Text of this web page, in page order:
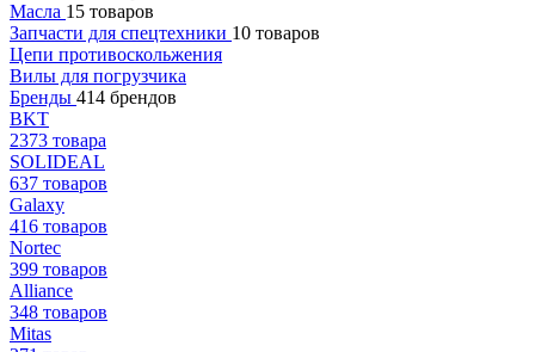
Масла 15 товаров
Запчасти для спецтехники 10 товаров
Цепи противоскольжения
Вилы для погрузчика
Бренды 414 брендов
BKT
2373 товара
SOLIDEAL
637 товаров
Galaxy
416 товаров
Nortec
399 товаров
Alliance
348 товаров
Mitas